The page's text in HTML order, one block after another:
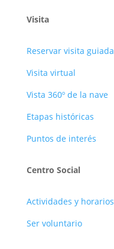
Visita
Reservar visita guiada
Visita virtual
Vista 360º de la nave
Etapas históricas
Puntos de interés
Centro Social
Actividades y horarios
Ser voluntario